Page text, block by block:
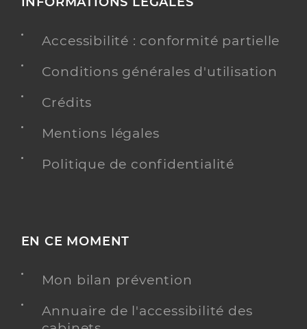
Accessibilité : conformité partielle
Conditions générales d'utilisation
Crédits
Mentions légales
Politique de confidentialité
EN CE MOMENT
Mon bilan prévention
Annuaire de l'accessibilité des